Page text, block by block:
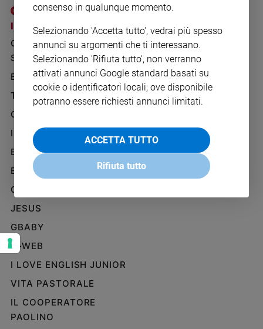
giorno
Società
e
valori
Ambiente
Creato
Volontariato
Diritti
Aziende
di
valore
della
settimana
Migranti
Diversità
e
inclusione
Costume
Cultura
e
I SITI SAN PAOLO
GRUPPO EDITORIALE
SAN PAOLO
BENESSERE
TELENOVA
GAZZETTA D'ALBA
IL GIORNALINO
EDICOLA SAN PAOLO
EDIZIONI SAN PAOLO
CREDERE
JESUS
GBABY
G-WEB
I LOVE ENGLISH JUNIOR
VITA PASTORALE
IL COOPERATORE
PAOLINO
NOTE LEGALI
PRIVACY POLICY
INFORMATIVA
WHISTLEBLOWING
SOCIAL
consenso in qualunque momento.
Selezionando 'Accetta tutto', vedrai più spesso
annunci su argomenti che ti interessano.
Selezionando 'Rifiuta tutto', non verranno
attivati annunci Google standard basati su
cookie o identificatori locali; ove disponibile
potranno essere richiesti annunci limitati.
ACCETTA TUTTO
Rifiuta tutto